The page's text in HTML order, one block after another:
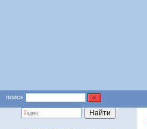
поиск